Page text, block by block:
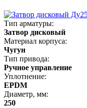
Тип арматуры:
Затвор дисковый
Материал корпуса:
Чугун
Тип привода:
Ручное управление
Уплотнение:
EPDM
Диаметр, мм:
250